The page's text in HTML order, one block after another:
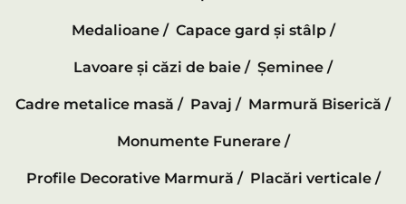
Medalioane / Capace gard și stâlp /
Lavoare și căzi de baie / Șeminee /
Cadre metalice masă / Pavaj / Marmură Biserică /
Monumente Funerare /
Profile Decorative Marmură / Placări verticale /